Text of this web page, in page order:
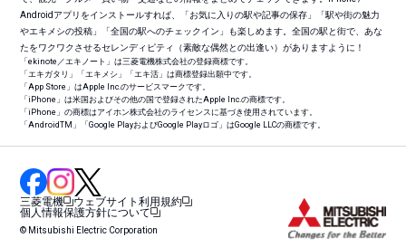
Androidアプリをインストールすれば、「お気に入りの駅や記事の保存」「駅や街の魅力
やエキメシの投稿」「全国の駅へのチェックイン」も楽しめます。全国の駅と街で、あな
たをワクワクさせるセレンディピティ（素敵な偶然との出逢い）がありますように！
「ekinote／エキノート」は三菱電機株式会社の登録商標です。
「エキガタリ」「エキメシ」「エキ活」は商標登録出願中です。
「App Store」はApple Inc.のサービスマークです。
「iPhone」は米国およびその他の国で登録されたApple Inc.の商標です。
「iPhone」の商標はアイホン株式会社のライセンスに基づき使用されています。
「AndroidTM 」「Google PlayおよびGoogle Playロゴ」はGoogle LLCの商標です。
三菱電機
ウェブサイト利用規約
個人情報保護方針について
© Mitsubishi Electric Corporation